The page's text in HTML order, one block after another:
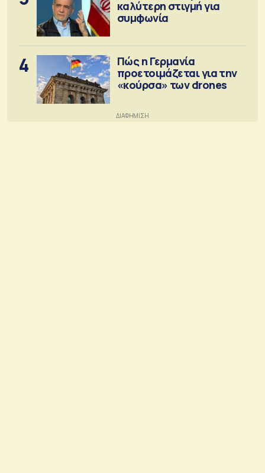
καλύτερη στιγμή για
συμφωνία
4
Πώς η Γερμανία
προετοιμάζεται για την
«κούρσα» των drones